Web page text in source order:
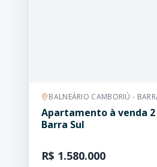
BALNEÁRIO CAMBORIÚ -
Apartamento à venda
Barra Sul
R$ 1.580.000